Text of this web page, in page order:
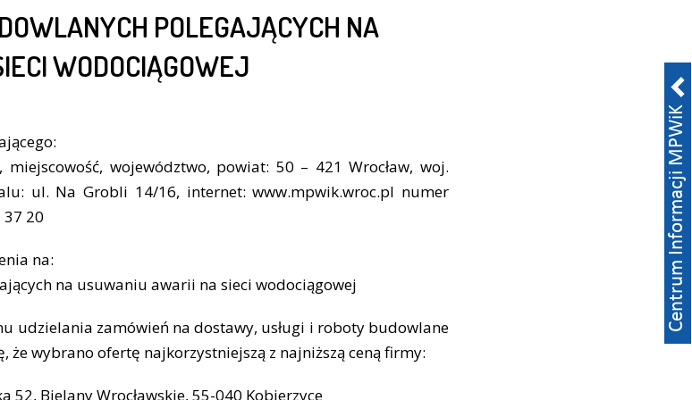
POLEGAJĄCYCH NA
WODOCIĄGOWEJ
miejscowość, województwo, powiat: 50 – 421 Wrocław, woj.
ul. Na Grobli 14/16, internet: www.mpwik.wroc.pl numer
37 20
na:
na usuwaniu awarii na sieci wodociągowej
udzielania zamówień na dostawy, usługi i roboty budowlane
że wybrano ofertę najkorzystniejszą z najniższą ceną firmy:
52, Bielany Wrocławskie, 55-040 Kobierzyce